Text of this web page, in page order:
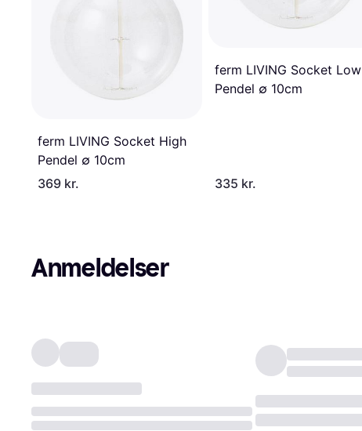
ferm LIVING Socket High
Pendel ∅ 10cm
369 kr.
ferm LIVING Socket Low
Pendel ∅ 10cm
335 kr.
Anmeldelser